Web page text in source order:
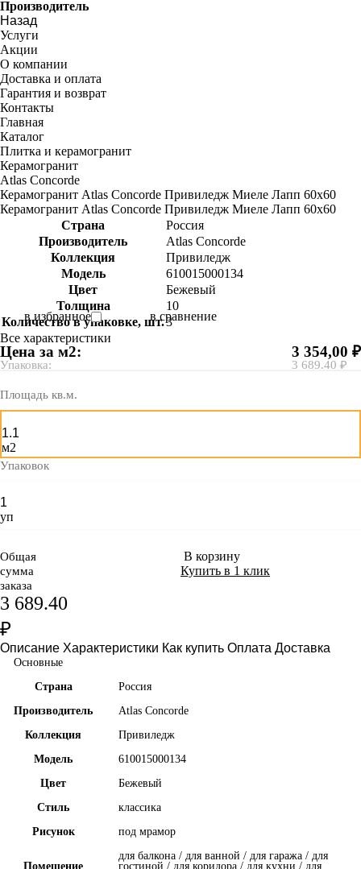
Производитель
Назад
Услуги
Акции
О компании
Доставка и оплата
Гарантия и возврат
Контакты
Главная
Каталог
Плитка и керамогранит
Керамогранит
Atlas Concorde
Керамогранит Atlas Concorde Привиледж Миеле Лапп 60х60
Керамогранит Atlas Concorde Привиледж Миеле Лапп 60х60
Страна
Россия
Производитель
Atlas Concorde
Коллекция
Привиледж
Модель
610015000134
Цвет
Бежевый
Толщина
10
Количество в упаковке, шт.3
Все характеристики
в избранное в сравнение
Цена за м2:
Упаковка:
3 354,00 ₽
3 689.40 ₽
Площадь кв.м.
м2
Упаковок
уп
Общая
сумма
заказа
3 689.40
₽
В корзину
Купить в 1 клик
Описание Характеристики Как купить Оплата Доставка
Основные
Страна
Россия
Производитель
Atlas Concorde
Коллекция
Привиледж
Модель
610015000134
Цвет
Бежевый
Стиль
классика
Рисунок
под мрамор
Помещение
для балкона / для ванной / для гаража / для
гостиной / для коридора / для кухни / для